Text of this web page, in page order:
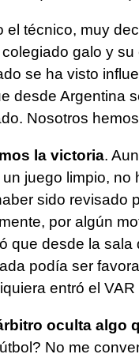
el técnico, muy
galo y
se ha visto
desde Argentina
Nosotros
la victoria.
juego limpio,
sido revisado
por algún
que desde la
podía ser
entró el
oculta algo
No me